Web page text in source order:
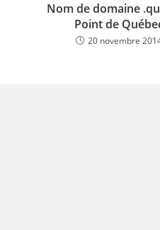
Nom de domaine
Point de
20 novembre